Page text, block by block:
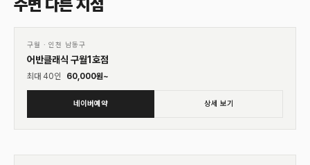
주변 다른 지점
01
구월 ·인천 남동구
어반클래식 구월1호점
최대 40인 60,000원~
네이버예약 상세 보기